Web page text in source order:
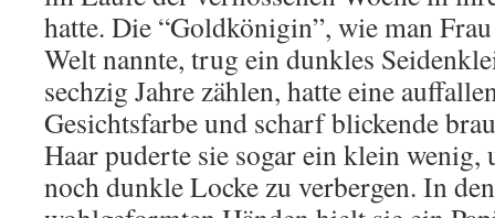
hatte. Die “Goldkönigin”, wie man
Welt nannte, trug ein dunkles
sechzig Jahre zählen, hatte eine
Gesichtsfarbe und scharf blickende
Haar puderte sie sogar ein klein wenig,
noch dunkle Locke zu verbergen. In